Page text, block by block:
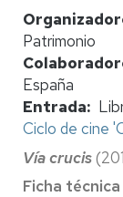
Patrimonio
España
Entrada
Ciclo de cine
Vía crucis
Ficha